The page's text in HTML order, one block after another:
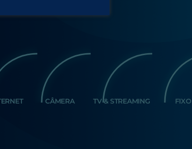
CÂMERA TV & STREAMING FIXO